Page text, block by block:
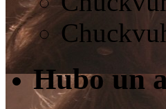
Hubo un